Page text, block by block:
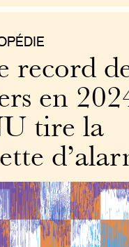
record
en
tire la